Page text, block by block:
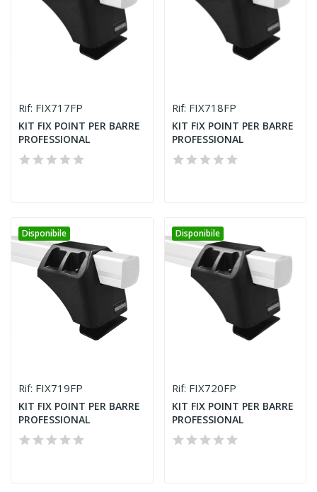
Rif: FIX717FP
KIT FIX POINT PER BARRE
PROFESSIONAL
Rif: FIX718FP
KIT FIX POINT PER BARRE
PROFESSIONAL
Disponibile
Rif: FIX719FP
KIT FIX POINT PER BARRE
PROFESSIONAL
Disponibile
Rif: FIX720FP
KIT FIX POINT PER BARRE
PROFESSIONAL